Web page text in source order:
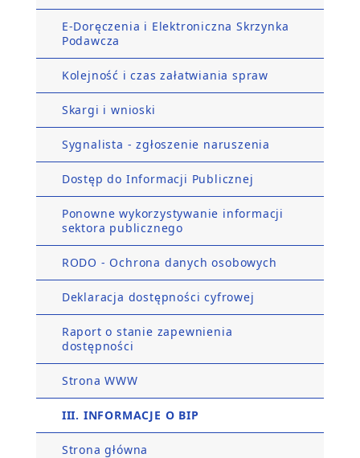
E-Doręczenia i Elektroniczna Skrzynka
Podawcza
Kolejność i czas załatwiania spraw
Skargi i wnioski
Sygnalista - zgłoszenie naruszenia
Dostęp do Informacji Publicznej
Ponowne wykorzystywanie informacji
sektora publicznego
RODO - Ochrona danych osobowych
Deklaracja dostępności cyfrowej
Raport o stanie zapewnienia
dostępności
Strona WWW
III. INFORMACJE O BIP
Strona główna